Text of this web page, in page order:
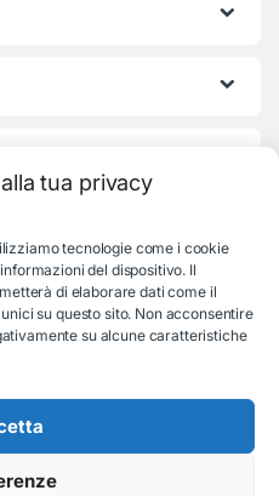
tua privacy
tecnologie come i cookie
del dispositivo. Il
di elaborare dati come il
su questo sito. Non acconsentire
su alcune caratteristiche